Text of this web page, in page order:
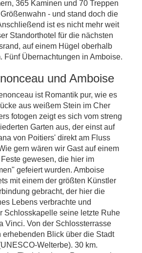
365 Kaminen und 70 Treppen
- und stand doch die
ist es nicht mehr weit
Standorthotel für die nächsten
auf einem Hügel oberhalb
Fünf Übernachtungen in Amboise.
und Amboise
ist Romantik pur, wie es
aus weißem Stein im Cher
fotogen zeigt es sich vom streng
Garten aus, der einst auf
von Poitiers' direkt am Fluss
gern wären wir Gast auf einem
gewesen, die hier im
gefeiert wurden. Amboise
mit einem der größten Künstler
gebracht, der hier die
Lebens verbrachte und
Schlosskapelle seine letzte Ruhe
Vinci. Von der Schlossterrasse
Blick über die Stadt
Welterbe). 30 km.